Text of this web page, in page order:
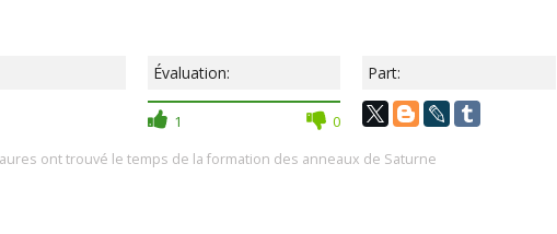
Évaluation:
1 0
Part:
ont trouvé le temps de la formation des anneaux de Saturne